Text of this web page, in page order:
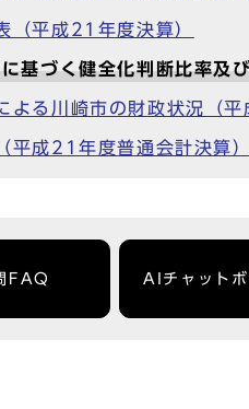
（平成21年度決算）
基づく健全化判断比率及
よる川崎市の財政状況（平
平成21年度普通会計決算）
FAQ AIチャットボ